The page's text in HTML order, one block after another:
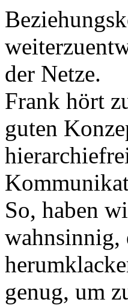
der Netze.
Frank hört
guten
So, haben
wahnsinnig,
genug, um